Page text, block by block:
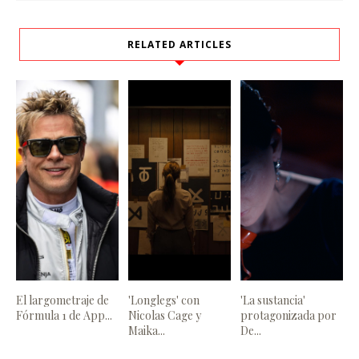
RELATED ARTICLES
El largometraje de
Fórmula 1 de App...
'Longlegs' con
Nicolas Cage y
Maika...
'La sustancia'
protagonizada por
De...